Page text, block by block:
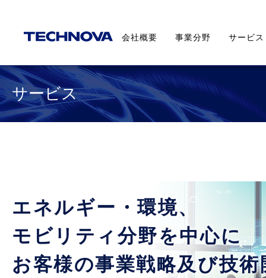
会社概要 事業分野 サービス
サービス
エネルギー・環境、
モビリティ分野を中心に
お客様の事業戦略及び技術